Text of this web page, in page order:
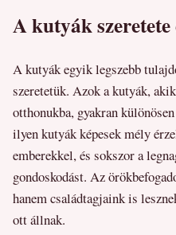
A kutyák szeretete
A kutyák egyik legszebb
szeretetük. Azok a kutyák,
otthonukba, gyakran
ilyen kutyák képesek mély
emberekkel, és sokszor a
gondoskodást. Az
hanem családtagjaink is
ott állnak.